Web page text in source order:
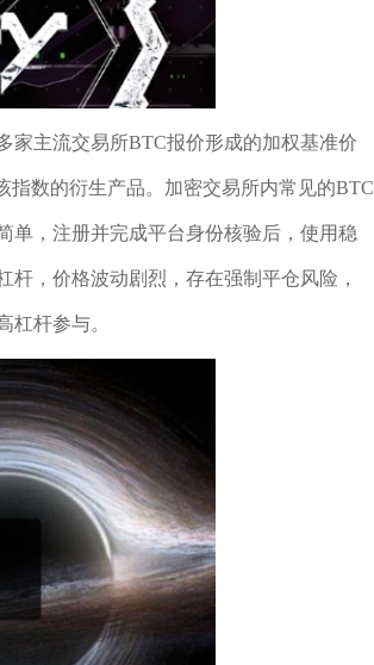
家主流交易所BTC报价形成的加权基准价
指数的衍生产品。加密交易所内常见的BTC
单，注册并完成平台身份核验后，使用稳
，价格波动剧烈，存在强制平仓风险，
杠杆参与。